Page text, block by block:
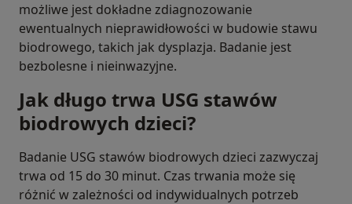
możliwe jest dokładne zdiagnozowanie
ewentualnych nieprawidłowości w budowie stawu
biodrowego, takich jak dysplazja. Badanie jest
bezbolesne i nieinwazyjne.
Jak długo trwa USG stawów
biodrowych dzieci?
Badanie USG stawów biodrowych dzieci zazwyczaj
trwa od 15 do 30 minut. Czas trwania może się
różnić w zależności od indywidualnych potrzeb